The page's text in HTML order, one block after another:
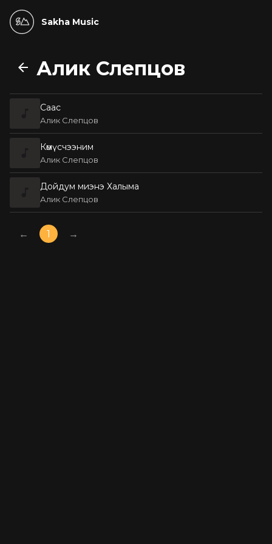
Sakha Music
Алик Слепцов
Саас
Алик Слепцов
Көмүсчээним
Алик Слепцов
Дойдум миэнэ Халыма
Алик Слепцов
← 1 →